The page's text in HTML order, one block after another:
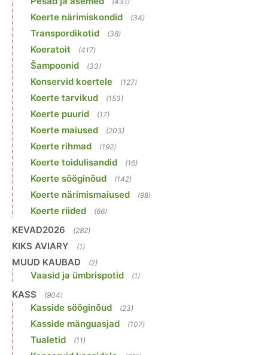
Koerte närimiskondid (34)
Transpordikotid (38)
Koeratoit (417)
Šampoonid (33)
Konservid koertele (127)
Koerte tarvikud (153)
Koerte puurid (17)
Koerte maiused (203)
Koerte rihmad (192)
Koerte toidulisandid (16)
Koerte sööginõud (142)
Koerte närimismaiused (98)
Koerte riided (66)
KEVAD2026 (282)
KIKS AVIARY (1)
MUUD KAUBAD (2)
Vaasid ja ümbrispotid (1)
KASS (904)
Kasside sööginõud (23)
Kasside mänguasjad (107)
Tualetid (11)